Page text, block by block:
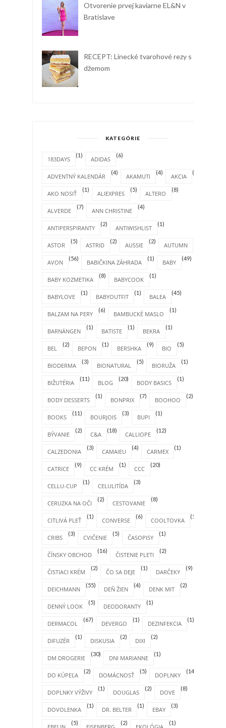
Otvorenie prvej kaviarne EL&N v
Bratislave
RECEPT: Linecké tvarohové rezy s
džemom
KATEGÓRIE
183DAYS
(1)
ADIDAS
(6)
ADVENTNÝ KALENDÁR
(4)
AKAMUTI
(4)
AKCIA
(1)
AKO NOSIŤ
(1)
ALIEXPRES
(5)
ALTERO
(8)
ALVERDE
(7)
ANN CHRISTINE
(4)
ANTIPERSPIRANTY
(2)
ANTIWISHLIST
(1)
ASTOR
(5)
ASTRID
(2)
AUSSIE
(2)
AUTUMN
AVON
(56)
BABIČKINA ZÁHRADA
(1)
BABY
(49)
BABY KOZMETIKA
(8)
BABYCOOK
(1)
BABYLOVE
(1)
BABYOUTFIT
(1)
BALEA
(45)
BALZAM NA PERY
(6)
BAMBUCKÉ MASLO
(1)
BARNÄNGEN
(1)
BATISTE
(1)
BEKRA
(1)
BEL
(2)
BEPON
(1)
BERSHKA
(9)
BIO
(5)
BIODERMA
(3)
BIONATURAL
(5)
BIORUŽA
(1)
BIŽUTÉRIA
(11)
BLOG
(20)
BODY BASICS
(1)
BODY DESSERTS
(1)
BONPRIX
(7)
BOOHOO
(2)
BOOKS
(11)
BOURJOIS
(3)
BUPI
(1)
BÝVANIE
(2)
C&A
(18)
CALLIOPE
(12)
CALZEDONIA
(3)
CAMAIEU
(4)
CARMEX
(1)
CATRICE
(9)
CC KRÉM
(1)
CCC
(20)
CELLU-CUP
(1)
CELULITÍDA
(3)
CERUZKA NA OČI
(2)
CESTOVANIE
(8)
CITLIVÁ PLEŤ
(1)
CONVERSE
(6)
COOLTOVKA
(1)
CRIBS
(3)
CVIČENIE
(5)
ČASOPISY
(1)
ČÍNSKY OBCHOD
(16)
ČISTENIE PLETI
(2)
ČISTIACI KRÉM
(2)
ČO SA DEJE
(1)
DARČEKY
(9)
DEICHMANN
(55)
DEŇ ŽIEN
(4)
DENK MIT
(2)
DENNÝ LOOK
(5)
DEODORANTY
(1)
DERMACOL
(67)
DEVERGO
(1)
DEZINFEKCIA
(1)
DIFUZÉR
(1)
DISKUSIA
(2)
DIXI
(2)
DM DROGERIE
(30)
DNI MARIANNE
(1)
DO KÚPEĽA
(2)
DOMÁCNOSŤ
(5)
DOPLNKY
(14)
DOPLNKY VÝŽIVY
(1)
DOUGLAS
(2)
DOVE
(8)
DOVOLENKA
(1)
DR. BELTER
(1)
EBAY
(3)
(5) (2) (1)